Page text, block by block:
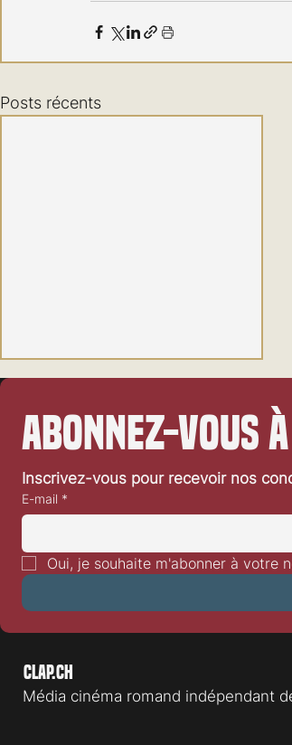
Posts récents
With Wolves
Abonnez-
Inscrivez-vous pour recevoir nos
E-mail *
Oui, je souhaite m'abonner à votre
Clap.ch
Média cinéma romand indépendant